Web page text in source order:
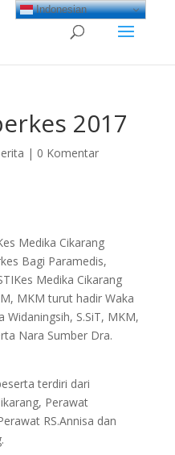
2017
| 0 Komentar
Medika Cikarang
Bagi Paramedis,
Medika Cikarang
MKM turut hadir Waka
Widaningsih, S.SiT, MKM,
Nara Sumber Dra.
terdiri dari
Perawat
RS.Annisa dan
Indonesian